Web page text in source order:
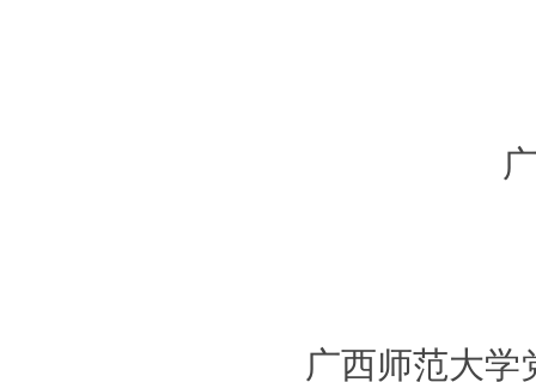
广西师范大学